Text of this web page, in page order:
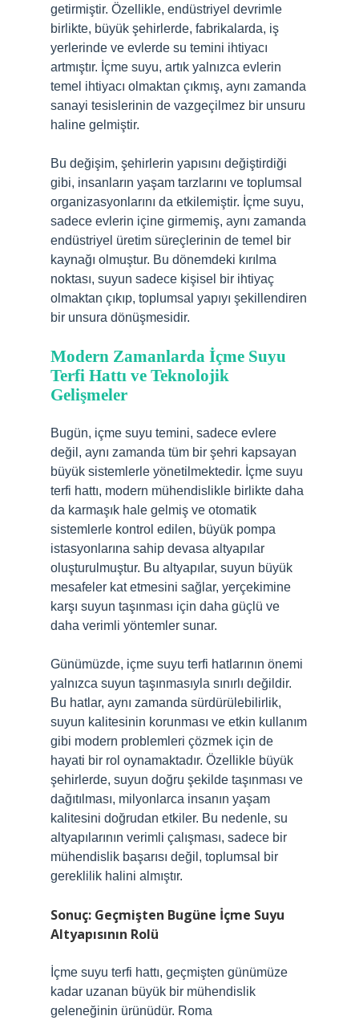
getirmiştir. Özellikle, endüstriyel devrimle
birlikte, büyük şehirlerde, fabrikalarda, iş
yerlerinde ve evlerde su temini ihtiyacı
artmıştır. İçme suyu, artık yalnızca evlerin
temel ihtiyacı olmaktan çıkmış, aynı zamanda
sanayi tesislerinin de vazgeçilmez bir unsuru
haline gelmiştir.
Bu değişim, şehirlerin yapısını değiştirdiği
gibi, insanların yaşam tarzlarını ve toplumsal
organizasyonlarını da etkilemiştir. İçme suyu,
sadece evlerin içine girmemiş, aynı zamanda
endüstriyel üretim süreçlerinin de temel bir
kaynağı olmuştur. Bu dönemdeki kırılma
noktası, suyun sadece kişisel bir ihtiyaç
olmaktan çıkıp, toplumsal yapıyı şekillendiren
bir unsura dönüşmesidir.
Modern Zamanlarda İçme Suyu
Terfi Hattı ve Teknolojik
Gelişmeler
Bugün, içme suyu temini, sadece evlere
değil, aynı zamanda tüm bir şehri kapsayan
büyük sistemlerle yönetilmektedir. İçme suyu
terfi hattı, modern mühendislikle birlikte daha
da karmaşık hale gelmiş ve otomatik
sistemlerle kontrol edilen, büyük pompa
istasyonlarına sahip devasa altyapılar
oluşturulmuştur. Bu altyapılar, suyun büyük
mesafeler kat etmesini sağlar, yerçekimine
karşı suyun taşınması için daha güçlü ve
daha verimli yöntemler sunar.
Günümüzde, içme suyu terfi hatlarının önemi
yalnızca suyun taşınmasıyla sınırlı değildir.
Bu hatlar, aynı zamanda sürdürülebilirlik,
suyun kalitesinin korunması ve etkin kullanım
gibi modern problemleri çözmek için de
hayati bir rol oynamaktadır. Özellikle büyük
şehirlerde, suyun doğru şekilde taşınması ve
dağıtılması, milyonlarca insanın yaşam
kalitesini doğrudan etkiler. Bu nedenle, su
altyapılarının verimli çalışması, sadece bir
mühendislik başarısı değil, toplumsal bir
gereklilik halini almıştır.
Sonuç: Geçmişten Bugüne İçme Suyu
Altyapısının Rolü
İçme suyu terfi hattı, geçmişten günümüze
kadar uzanan büyük bir mühendislik
geleneğinin ürünüdür. Roma